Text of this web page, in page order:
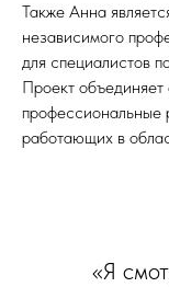
Также Анна
независимого
для специалистов
Проект
профессиональные
работающих в
«Я